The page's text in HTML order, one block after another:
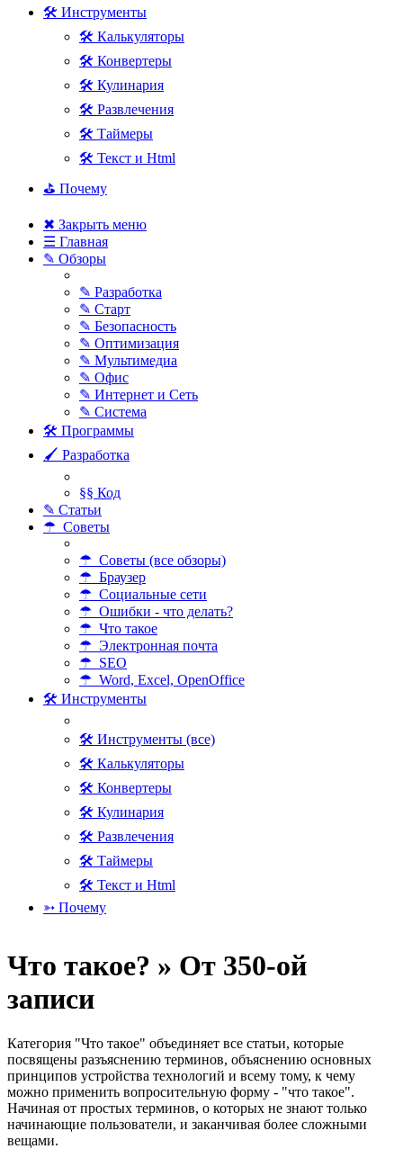
🛠 Инструменты
🛠 Калькуляторы
🛠 Конвертеры
🛠 Кулинария
🛠 Развлечения
🛠 Таймеры
🛠 Текст и Html
⛳ Почему
✖ Закрыть меню
☰ Главная
✎ Обзоры
✎ Разработка
✎ Старт
✎ Безопасность
✎ Оптимизация
✎ Мультимедиа
✎ Офис
✎ Интернет и Сеть
✎ Система
🛠 Программы
🖌 Разработка
§§ Код
✎ Статьи
☂ Советы
☂ Советы (все обзоры)
☂ Браузер
☂ Социальные сети
☂ Ошибки - что делать?
☂ Что такое
☂ Электронная почта
☂ SEO
☂ Word, Excel, OpenOffice
🛠 Инструменты
🛠 Инструменты (все)
🛠 Калькуляторы
🛠 Конвертеры
🛠 Кулинария
🛠 Развлечения
🛠 Таймеры
🛠 Текст и Html
➳ Почему
Что такое? » От 350-ой
записи
Категория "Что такое" объединяет все статьи, которые
посвящены разъяснению терминов, объяснению основных
принципов устройства технологий и всему тому, к чему
можно применить вопросительную форму - "что такое".
Начиная от простых терминов, о которых не знают только
начинающие пользователи, и заканчивая более сложными
вещами.